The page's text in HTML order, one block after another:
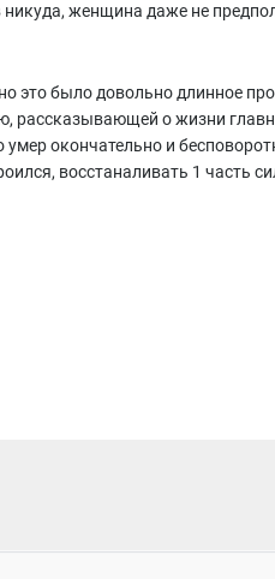
женщина даже не
это было довольно длинное
рассказывающей о жизни
окончательно и
восстаналивать 1 часть